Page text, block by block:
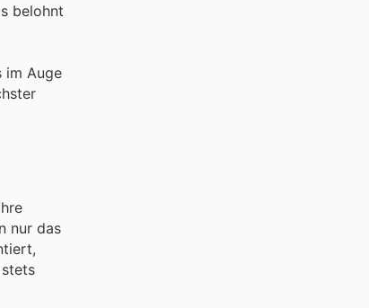
belohnt
im Auge
nur das